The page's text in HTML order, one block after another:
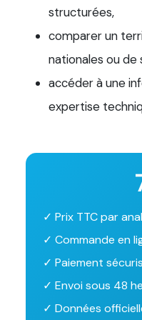
structurées,
comparer un
nationales ou de
accéder à une
expertise
✓ Prix TTC par
✓ Commande en
✓ Paiement
✓ Envoi sous 48
✓ Données